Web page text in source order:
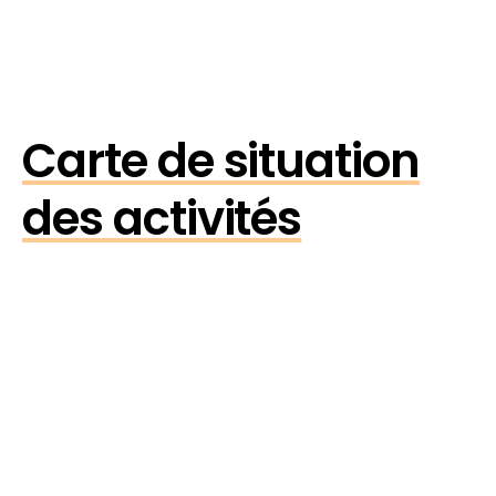
Carte de situation
des activités